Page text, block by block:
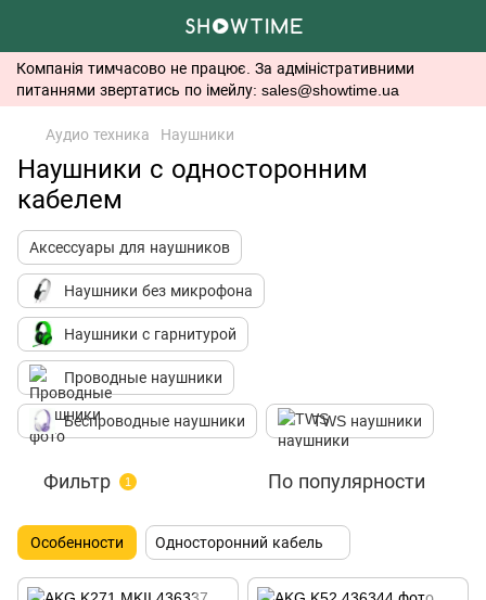
Компанія тимчасово не працює. За адміністративними
питаннями звертатись по імейлу: sales@showtime.ua
Аудио техника Наушники
Наушники с односторонним
кабелем
Аксессуары для наушников
Наушники без микрофона
Наушники с гарнитурой
Проводные наушники
Беспроводные наушники TWS наушники
Фильтр 1 По популярности
Особенности Односторонний кабель